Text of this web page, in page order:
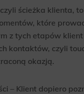
ścieżka klienta,
które
z tych etapów
kontaktów, czyli
okazją.
– Klient dopiero